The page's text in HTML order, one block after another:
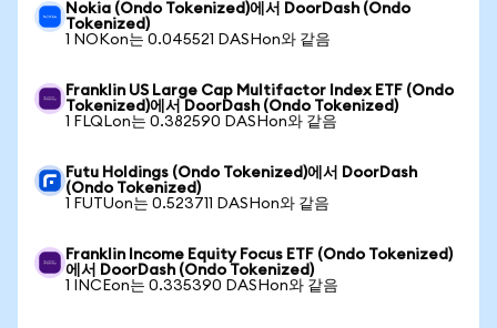
Nokia (Ondo Tokenized)에서 DoorDash (Ondo
Tokenized)
1 NOKon는 0.045521 DASHon와 같음
Franklin US Large Cap Multifactor Index ETF (Ondo
Tokenized)에서 DoorDash (Ondo Tokenized)
1 FLQLon는 0.382590 DASHon와 같음
Futu Holdings (Ondo Tokenized)에서 DoorDash
(Ondo Tokenized)
1 FUTUon는 0.523711 DASHon와 같음
Franklin Income Equity Focus ETF (Ondo Tokenized)
에서 DoorDash (Ondo Tokenized)
1 INCEon는 0.335390 DASHon와 같음